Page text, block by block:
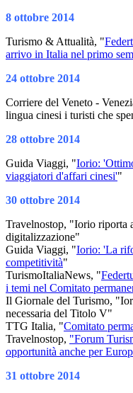
8 ottobre 2014
Turismo & Attualità, "
arrivo in Italia nel primo
24 ottobre 2014
Corriere del Veneto -
lingua cinesi i turisti che
28 ottobre 2014
Guida Viaggi, "Iorio:
viaggiatori d'affari cinesi'"
30 ottobre 2014
Travelnostop, "Iorio riporta
digitalizzazione"
Guida Viaggi, "Iorio: 'La
competitività"
TurismoItaliaNews, "
i temi nel Comitato
Il Giornale del Turismo,
necessaria del Titolo V"
TTG Italia, "Comitato
Travelnostop, "Forum
opportunità anche per
31 ottobre 2014